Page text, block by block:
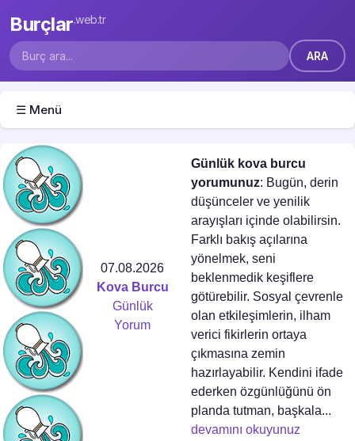
Burçlar.web.tr
☰ Menü
07.08.2026
Kova Burcu
Günlük
Yorum
Günlük kova burcu
yorumunuz: Bugün, derin
düşünceler ve yenilik
arayışları içinde olabilirsin.
Farklı bakış açılarına
yönelmek, seni
beklenmedik keşiflere
götürebilir. Sosyal çevrenle
olan etkileşimlerin, ilham
verici fikirlerin ortaya
çıkmasına zemin
hazırlayabilir. Kendini ifade
ederken özgünlüğünü ön
planda tutman, başkala...
devamını okuyunuz